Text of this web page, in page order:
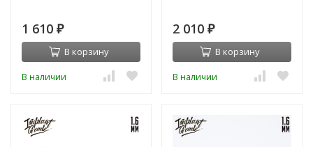
1 610 ₽
В корзину
В наличии
2 010 ₽
В корзину
В наличии